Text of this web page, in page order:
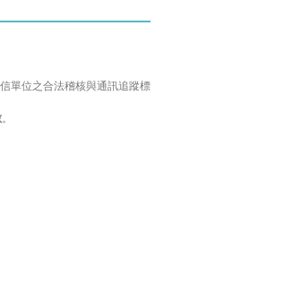
單位之合法稽核與通訊追蹤標
。